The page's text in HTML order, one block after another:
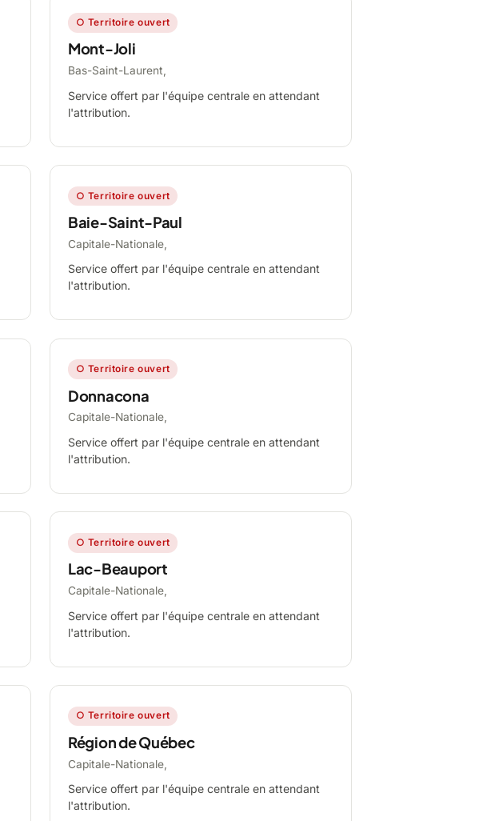
○ Territoire ouvert
Mont-Joli
Bas-Saint-Laurent,
Service offert par l'équipe centrale en attendant
l'attribution.
○ Territoire ouvert
Baie-Saint-Paul
Capitale-Nationale,
Service offert par l'équipe centrale en attendant
l'attribution.
○ Territoire ouvert
Donnacona
Capitale-Nationale,
Service offert par l'équipe centrale en attendant
l'attribution.
○ Territoire ouvert
Lac-Beauport
Capitale-Nationale,
Service offert par l'équipe centrale en attendant
l'attribution.
○ Territoire ouvert
Région de Québec
Capitale-Nationale,
Service offert par l'équipe centrale en attendant
l'attribution.